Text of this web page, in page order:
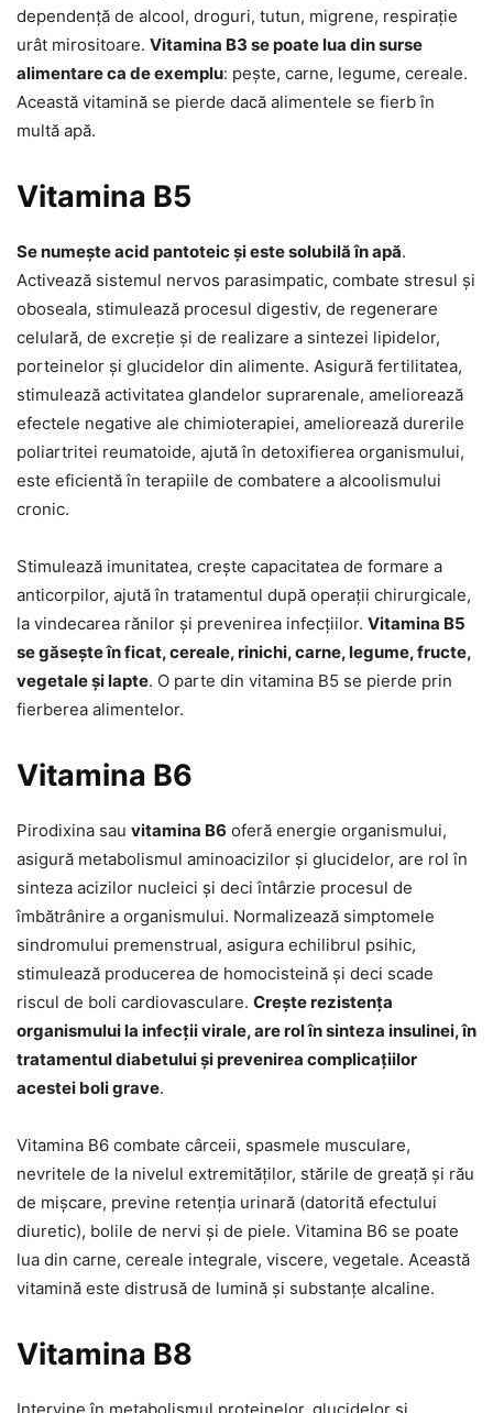
dependență de alcool, droguri, tutun, migrene, respirație
urât mirositoare. Vitamina B3 se poate lua din surse
alimentare ca de exemplu: pește, carne, legume, cereale.
Această vitamină se pierde dacă alimentele se fierb în
multă apă.
Vitamina B5
Se numește acid pantoteic și este solubilă în apă.
Activează sistemul nervos parasimpatic, combate stresul și
oboseala, stimulează procesul digestiv, de regenerare
celulară, de excreție și de realizare a sintezei lipidelor,
porteinelor și glucidelor din alimente. Asigură fertilitatea,
stimulează activitatea glandelor suprarenale, ameliorează
efectele negative ale chimioterapiei, ameliorează durerile
poliartritei reumatoide, ajută în detoxifierea organismului,
este eficientă în terapiile de combatere a alcoolismului
cronic.
Stimulează imunitatea, crește capacitatea de formare a
anticorpilor, ajută în tratamentul după operații chirurgicale,
la vindecarea rănilor și prevenirea infecțiilor. Vitamina B5
se găsește în ficat, cereale, rinichi, carne, legume, fructe,
vegetale și lapte. O parte din vitamina B5 se pierde prin
fierberea alimentelor.
Vitamina B6
Pirodixina sau vitamina B6 oferă energie organismului,
asigură metabolismul aminoacizilor și glucidelor, are rol în
sinteza acizilor nucleici și deci întârzie procesul de
îmbătrânire a organismului. Normalizează simptomele
sindromului premenstrual, asigura echilibrul psihic,
stimulează producerea de homocisteină și deci scade
riscul de boli cardiovasculare. Crește rezistența
organismului la infecții virale, are rol în sinteza insulinei, în
tratamentul diabetului și prevenirea complicațiilor
acestei boli grave.
Vitamina B6 combate cârceii, spasmele musculare,
nevritele de la nivelul extremităților, stările de greață și rău
de mișcare, previne retenția urinară (datorită efectului
diuretic), bolile de nervi și de piele. Vitamina B6 se poate
lua din carne, cereale integrale, viscere, vegetale. Această
vitamină este distrusă de lumină și substanțe alcaline.
Vitamina B8